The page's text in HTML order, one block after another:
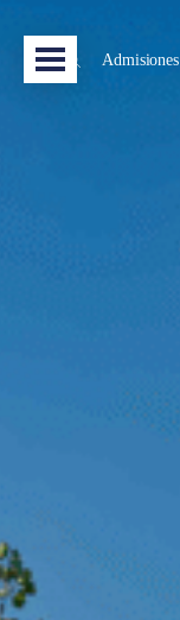
Admisiones